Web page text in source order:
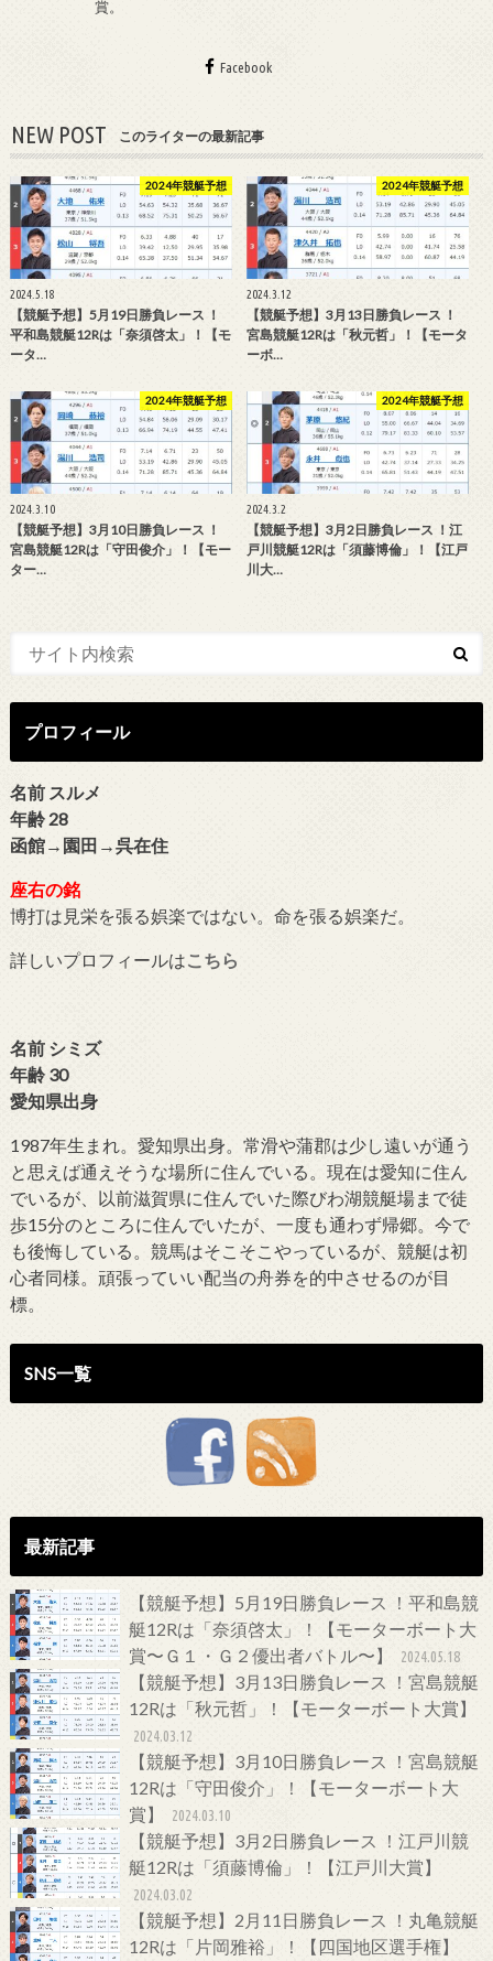
賞。
Facebook
NEW POST このライターの最新記事
2024年競艇予想
2024.5.18
【競艇予想】5月19日勝負レース ！
平和島競艇12Rは「奈須啓太」！【モ
ータ…
2024年競艇予想
2024.3.12
【競艇予想】3月13日勝負レース ！
宮島競艇12Rは「秋元哲」！【モータ
ーボ…
2024年競艇予想
2024.3.10
【競艇予想】3月10日勝負レース ！
宮島競艇12Rは「守田俊介」！【モー
ター…
2024年競艇予想
2024.3.2
【競艇予想】3月2日勝負レース ！江
戸川競艇12Rは「須藤博倫」！【江戸
川大…
プロフィール
名前 スルメ
年齢 28
函館→園田→呉在住
座右の銘
博打は見栄を張る娯楽ではない。命を張る娯楽だ。
詳しいプロフィールはこちら
名前 シミズ
年齢 30
愛知県出身
1987年生まれ。愛知県出身。常滑や蒲郡は少し遠いが通う
と思えば通えそうな場所に住んでいる。現在は愛知に住ん
でいるが、以前滋賀県に住んでいた際びわ湖競艇場まで徒
歩15分のところに住んでいたが、一度も通わず帰郷。今で
も後悔している。競馬はそこそこやっているが、競艇は初
心者同様。頑張っていい配当の舟券を的中させるのが目
標。
SNS一覧
最新記事
【競艇予想】5月19日勝負レース ！平和島競
艇12Rは「奈須啓太」！【モーターボート大
賞〜Ｇ１・Ｇ２優出者バトル〜】
2024.05.18
【競艇予想】3月13日勝負レース ！宮島競艇
12Rは「秋元哲」！【モーターボート大賞】
2024.03.12
【競艇予想】3月10日勝負レース ！宮島競艇
12Rは「守田俊介」！【モーターボート大
賞】
2024.03.10
【競艇予想】3月2日勝負レース ！江戸川競
艇12Rは「須藤博倫」！【江戸川大賞】
2024.03.02
【競艇予想】2月11日勝負レース ！丸亀競艇
12Rは「片岡雅裕」！【四国地区選手権】